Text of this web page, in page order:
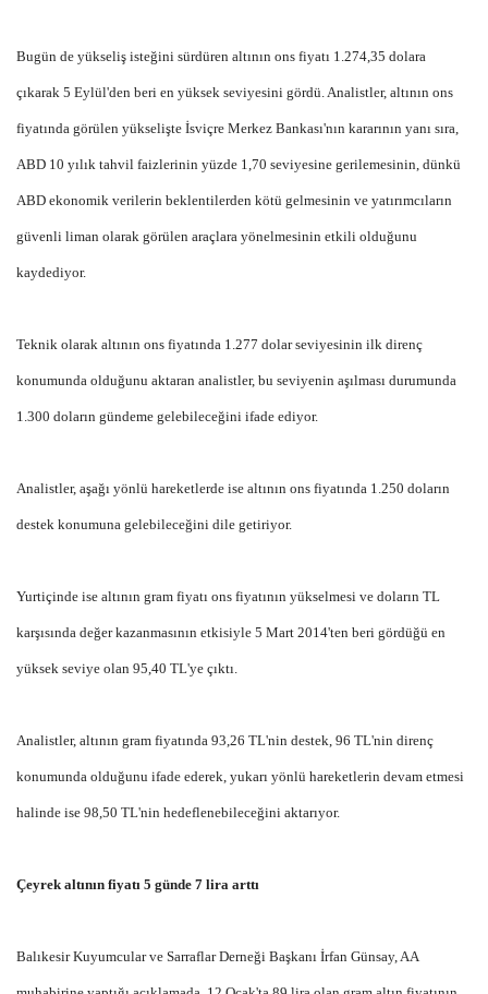
Bugün de yükseliş isteğini sürdüren altının ons fiyatı 1.274,35 dolara
çıkarak 5 Eylül'den beri en yüksek seviyesini gördü. Analistler, altının ons
fiyatında görülen yükselişte İsviçre Merkez Bankası'nın kararının yanı sıra,
ABD 10 yılık tahvil faizlerinin yüzde 1,70 seviyesine gerilemesinin, dünkü
ABD ekonomik verilerin beklentilerden kötü gelmesinin ve yatırımcıların
güvenli liman olarak görülen araçlara yönelmesinin etkili olduğunu
kaydediyor.
Teknik olarak altının ons fiyatında 1.277 dolar seviyesinin ilk direnç
konumunda olduğunu aktaran analistler, bu seviyenin aşılması durumunda
1.300 doların gündeme gelebileceğini ifade ediyor.
Analistler, aşağı yönlü hareketlerde ise altının ons fiyatında 1.250 doların
destek konumuna gelebileceğini dile getiriyor.
Yurtiçinde ise altının gram fiyatı ons fiyatının yükselmesi ve doların TL
karşısında değer kazanmasının etkisiyle 5 Mart 2014'ten beri gördüğü en
yüksek seviye olan 95,40 TL'ye çıktı.
Analistler, altının gram fiyatında 93,26 TL'nin destek, 96 TL'nin direnç
konumunda olduğunu ifade ederek, yukarı yönlü hareketlerin devam etmesi
halinde ise 98,50 TL'nin hedeflenebileceğini aktarıyor.
Çeyrek altının fiyatı 5 günde 7 lira arttı
Balıkesir Kuyumcular ve Sarraflar Derneği Başkanı İrfan Günsay, AA